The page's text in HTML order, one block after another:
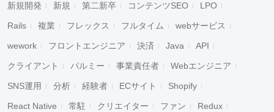
新規開発 新規 第二新卒 コンテンツSEO LPO
Rails 複業 フレックス フルタイム webサービス
wework フロントエンジニア 決済 Java API
クライアント パルミー 事業責任者 Webエンジニア
SNS運用 分析 経験者 ECサイト Shopify
React Native 常駐 クリエイター ファン Redux